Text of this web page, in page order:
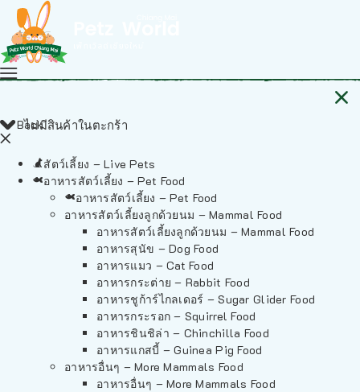
ไม่มีสินค้าในตะกร้า
Back
สัตว์เลี้ยง – Live Pets
อาหารสัตว์เลี้ยง – Pet Food
อาหารสัตว์เลี้ยง – Pet Food
อาหารสัตว์เลี้ยงลูกด้วยนม – Mammal Food
อาหารสัตว์เลี้ยงลูกด้วยนม – Mammal Food
อาหารสุนัข – Dog Food
อาหารแมว – Cat Food
อาหารกระต่าย – Rabbit Food
อาหารชูก้าร์ไกลเดอร์ – Sugar Glider Food
อาหารกระรอก – Squirrel Food
อาหารชินชิล่า – Chinchilla Food
อาหารแกสบี้ – Guinea Pig Food
อาหารอื่นๆ – More Mammals Food
อาหารอื่นๆ – More Mammals Food